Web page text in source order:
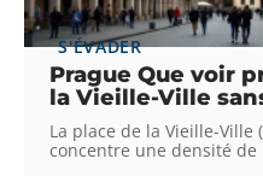
S'ÉVADER
Prague Que voir
la Vieille-Ville
La place de la Vieille-Ville
concentre une densité de